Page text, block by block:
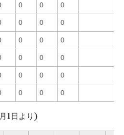
0 0 0
0 0 0
0 0 0
0 0 0
0 0 0
0 0 0
1日より)